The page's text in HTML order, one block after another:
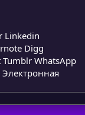
Linkedin
Digg
Tumblr WhatsApp
Электронная